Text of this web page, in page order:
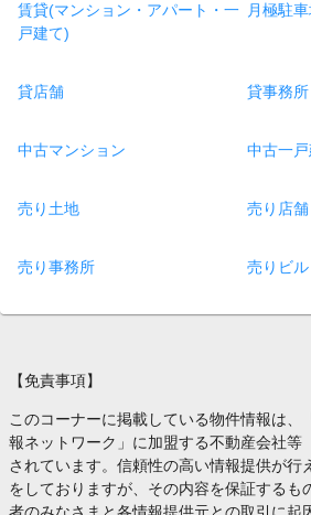
賃貸(マンション・アパート・一
戸建て)
月極駐
貸店舗 貸事務所
中古マンション 中古一
売り土地 売り店舗
売り事務所 売りビ
【免責事項】
このコーナーに掲載している物件情報は、
報ネットワーク」に加盟する不動産会社等
されています。信頼性の高い情報提供が行
をしておりますが、その内容を保証するも